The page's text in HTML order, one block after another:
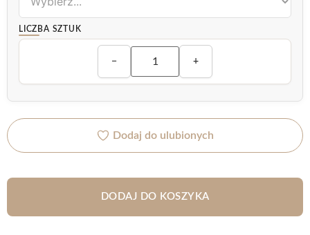
LICZBA SZTUK
− +
Dodaj do ulubionych
DODAJ DO KOSZYKA